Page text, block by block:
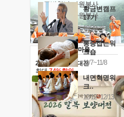
황금변캠프
17기
10/30~10/31
통증잡는워
크숍
11/7~11/8
내면혁명워
크..
12/12~12/13
· 금빛청년 자원봉사
· 음식연구 자원봉사
2026 말복 보양대전
최대74%할인